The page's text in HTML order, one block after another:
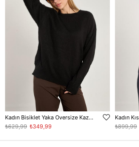
Kadın Bisiklet Yaka Oversize Kazak - Siyah
₺349,99
₺629,99 ₺899,99